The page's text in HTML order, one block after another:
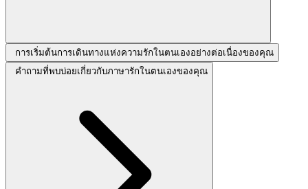
การเริ่มต้นการเดินทางแห่งความรักในตนเองอย่างต่อเนื่องของคุณ
คำถามที่พบบ่อยเกี่ยวกับภาษารักในตนเองของคุณ